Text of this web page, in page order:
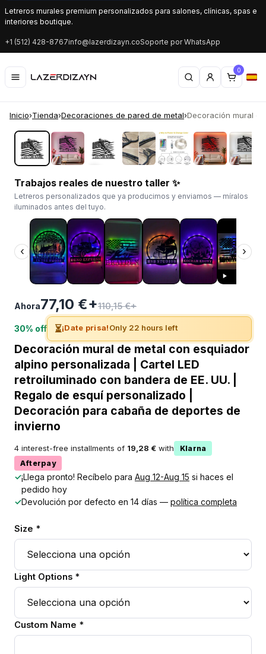
Letreros murales premium personalizados para salones, clínicas, spas e
interiores boutique.
+1 (512) 428-8767info@lazerdizayn.coSoporte por WhatsApp
0
Inicio›Tienda›Decoraciones de pared de metal›Decoración mural
‹ ›
Trabajos reales de nuestro taller ✨
Letreros personalizados que ya producimos y enviamos — míralos
iluminados antes del tuyo.
‹ ›
Ahora77,10 €+110,15 €+
30% off ⏳¡Date prisa!Only 22 hours left
Decoración mural de metal con esquiador
alpino personalizada | Cartel LED
retroiluminado con bandera de EE. UU. |
Regalo de esquí personalizado |
Decoración para cabaña de deportes de
invierno
4 interest-free installments of 19,28 € with
Klarna
Afterpay
✓¡Llega pronto! Recíbelo para Aug 12-Aug 15 si haces el
pedido hoy
✓Devolución por defecto en 14 días — política completa
Size *
Light Options *
Custom Name *